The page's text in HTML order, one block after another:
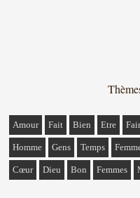
Amour Fait Bien Etre
Homme Gens Temps
Cœur Dieu Bon Femmes